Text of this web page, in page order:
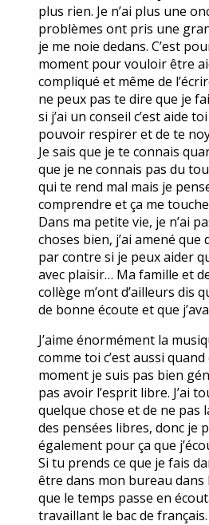
plus rien. Je n’ai plus une
problèmes ont pris une
je me noie dedans. C’est
moment pour vouloir être
compliqué et même de
ne peux pas te dire que je
si j’ai un conseil c’est aide
pouvoir respirer et de te
Je sais que je te connais
que je ne connais pas du
qui te rend mal mais je
comprendre et ça me
Dans ma petite vie, je n’ai
choses bien, j’ai amené
par contre si je peux aider
avec plaisir… Ma famille et
collège m’ont d’ailleurs dis
de bonne écoute et que
J’aime énormément la
comme toi c’est aussi quand
moment je suis pas bien
pas avoir l’esprit libre. J’ai
quelque chose et de ne pas
des pensées libres, donc je
également pour ça que
Si tu prends ce que je fais
être dans mon bureau dans
que le temps passe en
travaillant le bac de français.